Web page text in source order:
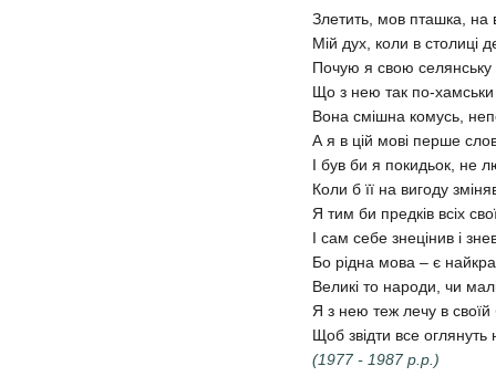
Злетить, мов пташка, на
Мій дух, коли в столиці
Почую я свою селянську
Що з нею так по-
Вона смішна комусь,
А я в цій мові перше
І був би я покидьок, не
Коли б її на вигоду
Я тим би предків всіх
І сам себе знецінив і
Бо рідна мова – є
Великі то народи, чи
Я з нею теж лечу в своїй
Щоб звідти все оглянуть
(1977 - 1987 р.р.)